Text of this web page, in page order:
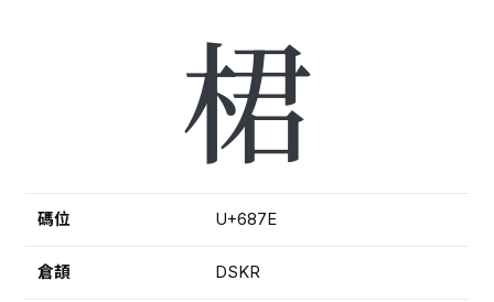
桾
碼位 U+687E
倉頡 DSKR